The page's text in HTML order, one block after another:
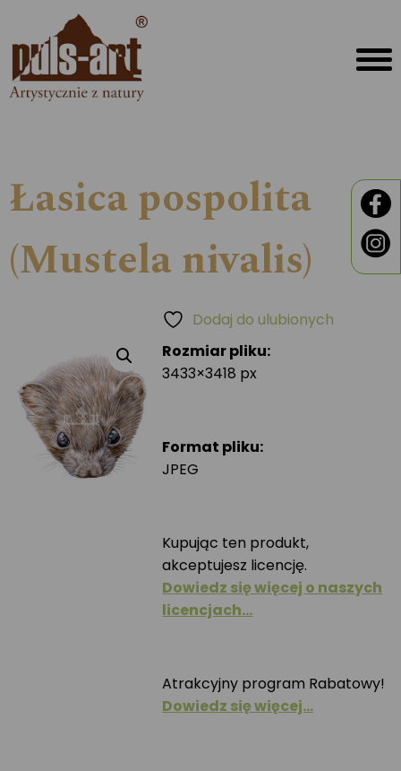
Łasica pospolita
(Mustela nivalis)
Rozmiar pliku:
3433×3418 px
Format pliku:
JPEG
Kupując ten produkt,
akceptujesz licencję.
Dowiedz się więcej o naszych
licencjach…
Atrakcyjny program Rabatowy!
Dowiedz się więcej…
Dodaj do ulubionych